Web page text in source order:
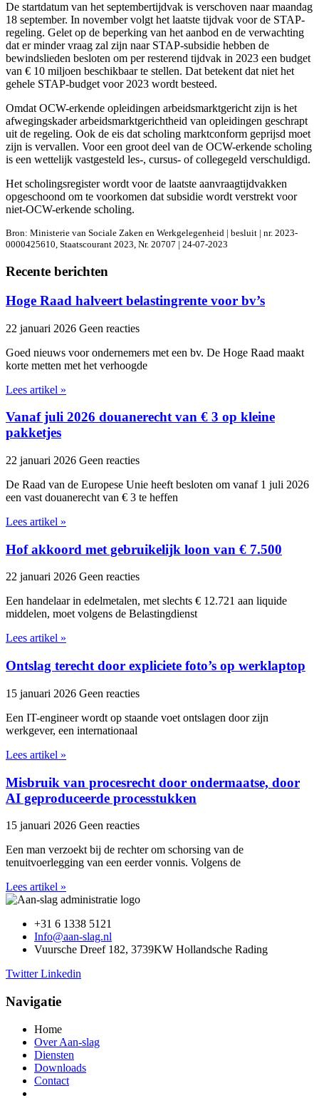
De startdatum van het septembertijdvak is verschoven naar maandag
18 september. In november volgt het laatste tijdvak voor de STAP-
regeling. Gelet op de beperking van het aanbod en de verwachting
dat er minder vraag zal zijn naar STAP-subsidie hebben de
bewindslieden besloten om per resterend tijdvak in 2023 een budget
van € 10 miljoen beschikbaar te stellen. Dat betekent dat niet het
gehele STAP-budget voor 2023 wordt besteed.
Omdat OCW-erkende opleidingen arbeidsmarktgericht zijn is het
afwegingskader arbeidsmarktgerichtheid van opleidingen geschrapt
uit de regeling. Ook de eis dat scholing marktconform geprijsd moet
zijn is vervallen. Voor een groot deel van de OCW-erkende scholing
is een wettelijk vastgesteld les-, cursus- of collegegeld verschuldigd.
Het scholingsregister wordt voor de laatste aanvraagtijdvakken
opgeschoond om te voorkomen dat subsidie wordt verstrekt voor
niet-OCW-erkende scholing.
Bron: Ministerie van Sociale Zaken en Werkgelegenheid | besluit | nr. 2023-
0000425610, Staatscourant 2023, Nr. 20707 | 24-07-2023
Recente berichten
Hoge Raad halveert belastingrente voor bv’s
22 januari 2026 Geen reacties
Goed nieuws voor ondernemers met een bv. De Hoge Raad maakt
korte metten met het verhoogde
Lees artikel »
Vanaf juli 2026 douanerecht van € 3 op kleine
pakketjes
22 januari 2026 Geen reacties
De Raad van de Europese Unie heeft besloten om vanaf 1 juli 2026
een vast douanerecht van € 3 te heffen
Lees artikel »
Hof akkoord met gebruikelijk loon van € 7.500
22 januari 2026 Geen reacties
Een handelaar in edelmetalen, met slechts € 12.721 aan liquide
middelen, moet volgens de Belastingdienst
Lees artikel »
Ontslag terecht door expliciete foto’s op werklaptop
15 januari 2026 Geen reacties
Een IT-engineer wordt op staande voet ontslagen door zijn
werkgever, een internationaal
Lees artikel »
Misbruik van procesrecht door ondermaatse, door
AI geproduceerde processtukken
15 januari 2026 Geen reacties
Een man verzoekt bij de rechter om schorsing van de
tenuitvoerlegging van een eerder vonnis. Volgens de
Lees artikel »
+31 6 1338 5121
Info@aan-slag.nl
Vuursche Dreef 182, 3739KW Hollandsche Rading
Twitter Linkedin
Navigatie
Home
Over Aan-slag
Diensten
Downloads
Contact